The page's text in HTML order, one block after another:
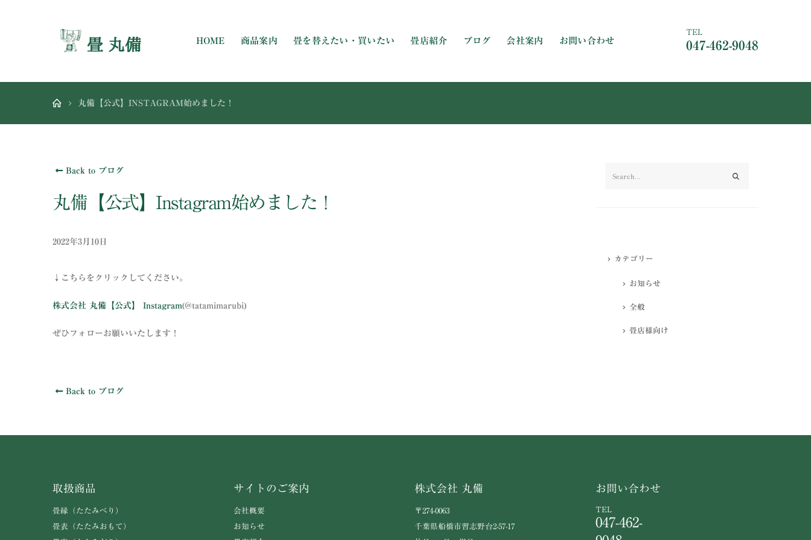
HOME 商品案内 畳を替えたい・買いたい 畳店紹介 ブログ 会社案内 お問い合わせ
TEL
047-462-9048
丸備【公式】INSTAGRAM始めました！
Back to ブログ
丸備【公式】Instagram始めました！
2022年3月10日
↓こちらをクリックしてください。
株式会社 丸備【公式】 Instagram(@tatamimarubi)
ぜひフォローお願いいたします！
Back to ブログ
カテゴリー
お知らせ
全般
畳店様向け
取扱商品
畳縁（たたみべり）
畳表（たたみおもて）
サイトのご案内
会社概要
お知らせ
株式会社 丸備
〒274-0063
千葉県船橋市習志野台2-57-17
お問い合わせ
TEL
047-462-